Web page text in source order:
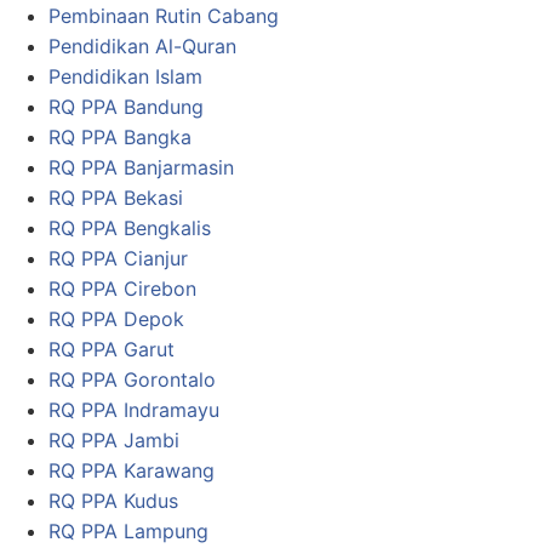
Pembinaan Rutin Cabang
Pendidikan Al-Quran
Pendidikan Islam
RQ PPA Bandung
RQ PPA Bangka
RQ PPA Banjarmasin
RQ PPA Bekasi
RQ PPA Bengkalis
RQ PPA Cianjur
RQ PPA Cirebon
RQ PPA Depok
RQ PPA Garut
RQ PPA Gorontalo
RQ PPA Indramayu
RQ PPA Jambi
RQ PPA Karawang
RQ PPA Kudus
RQ PPA Lampung